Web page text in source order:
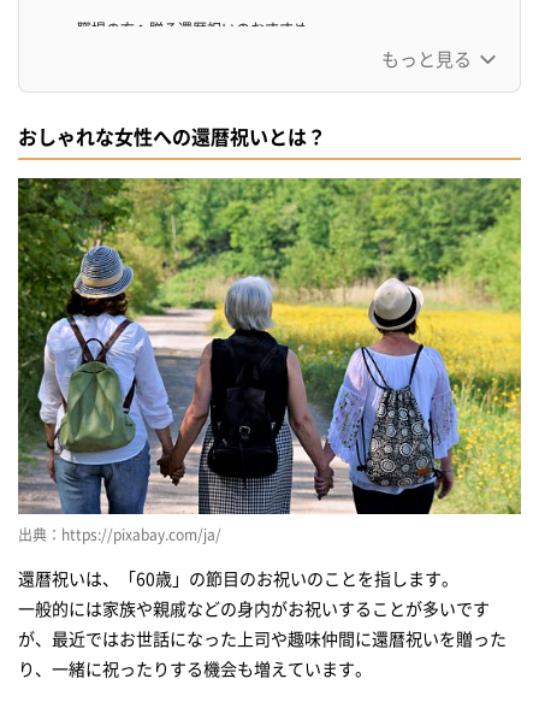
もっと見る
職場の方へ贈る還暦祝いのおすすめ
おしゃれな女性には「ファッションに取り入れられる赤系アイテ
ム」を贈ろう！
フルーツで染められたピンクのハンカチ♡
アルパカの毛を使用したスヌード
さっと羽織れるポンチョ
透明感のあるブレスレット
花柄が可愛いヴェネチアングラス時計
「パールのアクセサリー」を贈ってさらに上品な女性へ
豪華なパールロングネックレス
誕生石があしらわれたブレスレット
還暦という節目の年に、「非日常」を贈ろう
美味しいティータイムを2人で楽しめる
素敵なクルージングを
日常を忘れられる体験を贈ろう
第二の人生を歩む女性には「趣味」に合ったプレゼント
おしゃれな女性への還暦祝いとは？
出典：https://pixabay.com/ja/
還暦祝いは、「60歳」の節目のお祝いのことを指します。
一般的には家族や親戚などの身内がお祝いすることが多いです
が、最近ではお世話になった上司や趣味仲間に還暦祝いを贈った
り、一緒に祝ったりする機会も増えています。